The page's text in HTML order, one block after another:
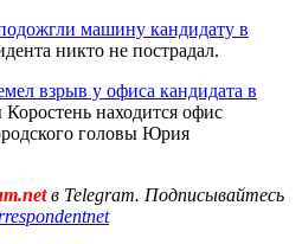
машину кандидату в
никто не пострадал.
взрыв у офиса кандидата в
находится офис
головы Юрия
в Telegram. Подписывайтесь